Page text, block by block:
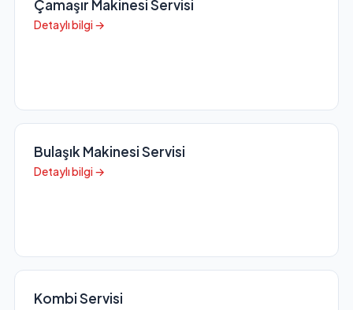
Çamaşır Makinesi Servisi
Detaylı bilgi →
Bulaşık Makinesi Servisi
Detaylı bilgi →
Kombi Servisi